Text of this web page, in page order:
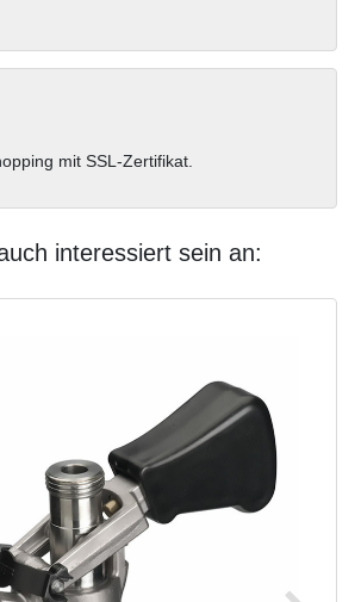
mit SSL-Zertifikat.
interessiert sein an: